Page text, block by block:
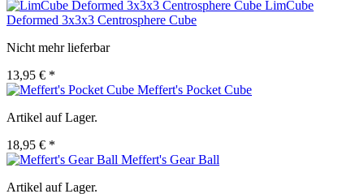
LimCube
Deformed 3x3x3 Centrosphere Cube
Nicht mehr lieferbar
13,95 € *
Meffert's Pocket Cube
Artikel auf Lager.
18,95 € *
Meffert's Gear Ball
Artikel auf Lager.